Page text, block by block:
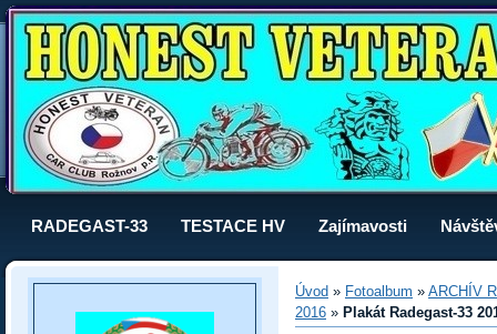
RADEGAST-33 TESTACE HV Zajímavosti
Úvod » Fotoalbum » ARCHÍV
2016 » Plakát Radegast-33